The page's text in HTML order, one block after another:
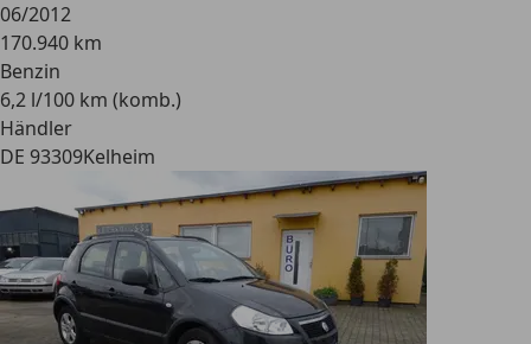
06/2012
170.940 km
Benzin
6,2 l/100 km (komb.)
Händler
DE 93309Kelheim